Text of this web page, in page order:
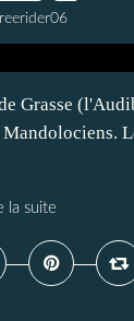
Grasse
la suite